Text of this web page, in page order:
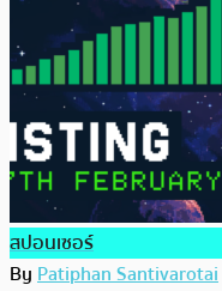
สปอนเซอร์
ByPatiphan Santivarotai